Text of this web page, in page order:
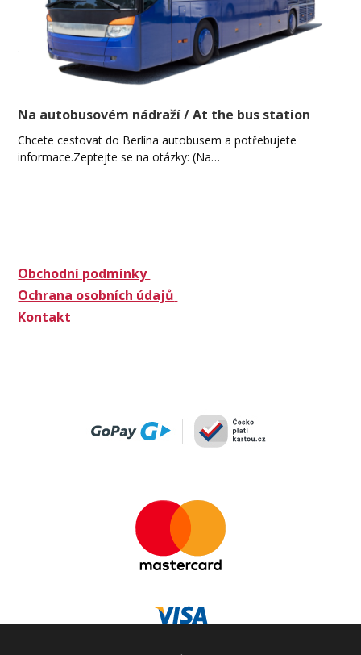
Na autobusovém nádraží / At the bus station
Chcete cestovat do Berlína autobusem a potřebujete
informace.Zeptejte se na otázky: (Na…
Obchodní podmínky
Ochrana osobních údajů
Kontakt